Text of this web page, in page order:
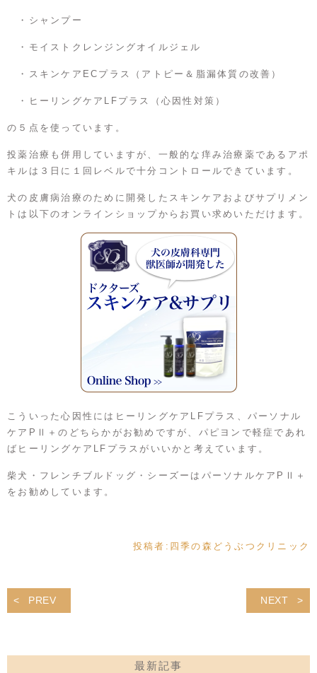
・シャンプー
・モイストクレンジングオイルジェル
・スキンケアECプラス（アトピー＆脂漏体質の改善）
・ヒーリングケアLFプラス（心因性対策）
の５点を使っています。
投薬治療も併用していますが、一般的な痒み治療薬であるアポ
キルは３日に１回レベルで十分コントロールできています。
犬の皮膚病治療のために開発したスキンケアおよびサプリメン
トは以下のオンラインショップからお買い求めいただけます。
こういった心因性にはヒーリングケアLFプラス、パーソナル
ケアPⅡ＋のどちらかがお勧めですが、パピヨンで軽症であれ
ばヒーリングケアLFプラスがいいかと考えています。
柴犬・フレンチブルドッグ・シーズーはパーソナルケアPⅡ＋
をお勧めしています。
投稿者: 四季の森どうぶつクリニック
PREV NEXT
最新記事